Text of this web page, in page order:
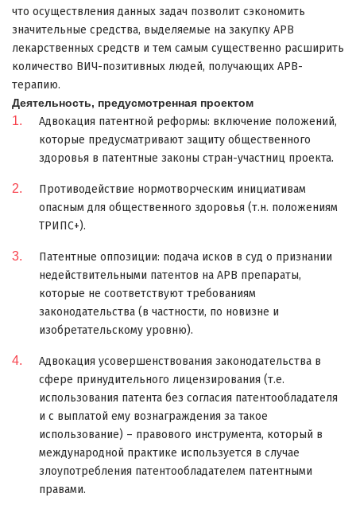
что осуществления данных задач позволит сэкономить
значительные средства, выделяемые на закупку АРВ
лекарственных средств и тем самым существенно расширить
количество ВИЧ-позитивных людей, получающих АРВ-
терапию.
Деятельность, предусмотренная проектом
Адвокация патентной реформы: включение положений,
которые предусматривают защиту общественного
здоровья в патентные законы стран-участниц проекта.
Противодействие нормотворческим инициативам
опасным для общественного здоровья (т.н. положениям
ТРИПС+).
Патентные оппозиции: подача исков в суд о признании
недействительными патентов на АРВ препараты,
которые не соответствуют требованиям
законодательства (в частности, по новизне и
изобретательскому уровню).
Адвокация усовершенствования законодательства в
сфере принудительного лицензирования (т.е.
использования патента без согласия патентообладателя
и с выплатой ему вознаграждения за такое
использование) – правового инструмента, который в
международной практике используется в случае
злоупотребления патентообладателем патентными
правами.